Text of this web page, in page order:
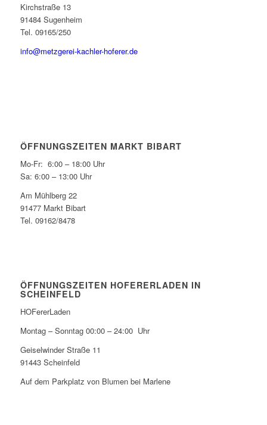
Kirchstraße 13
91484 Sugenheim
Tel. 09165/250
info@metzgerei-kachler-hoferer.de
ÖFFNUNGSZEITEN MARKT BIBART
Mo-Fr: 6:00 – 18:00 Uhr
Sa: 6:00 – 13:00 Uhr
Am Mühlberg 22
91477 Markt Bibart
Tel. 09162/8478
ÖFFNUNGSZEITEN HOFERERLADEN IN
SCHEINFELD
HOFererLaden
Montag – Sonntag 00:00 – 24:00 Uhr
Geiselwinder Straße 11
91443 Scheinfeld
Auf dem Parkplatz von Blumen bei Marlene